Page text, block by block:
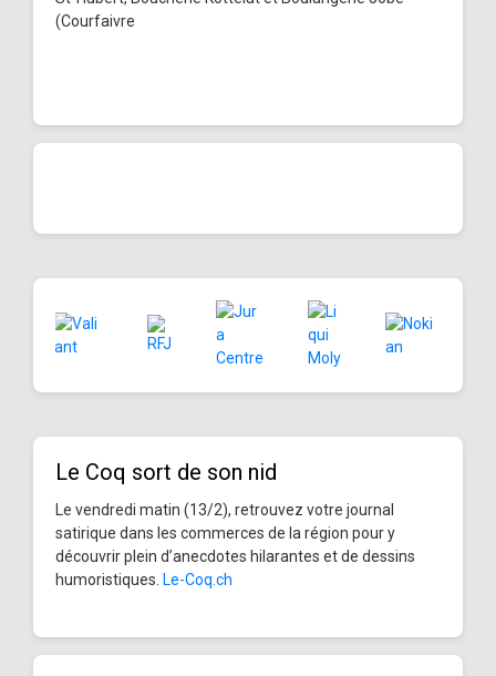
(Courfaivre
Le Coq sort de son nid
Le vendredi matin (13/2), retrouvez votre journal
satirique dans les commerces de la région pour y
découvrir plein d’anecdotes hilarantes et de dessins
humoristiques. Le-Coq.ch